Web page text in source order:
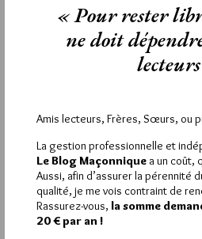
La rédaction de
Si vous souhaitez
commentaires,
VOUS
« Pour rester
ne doit
Amis lecteurs, Frères, Sœurs, ou
La gestion professionnelle et
Le Blog Maçonnique a un coût,
Aussi, afin d’assurer la pérennité
qualité, je me vois contraint de
Rassurez-vous, la somme
20 € par an !